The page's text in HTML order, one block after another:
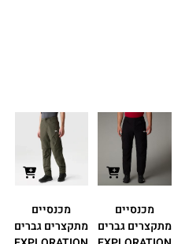
מכנסיים
מתקצרים גברים
מכנסיים
מתקצרים גברים